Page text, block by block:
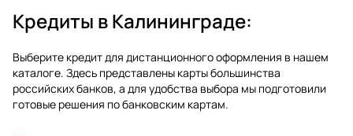
Кредиты вКалининграде:
Выберите кредит для дистанционного оформления в нашем
каталоге. Здесь представлены карты большинства
российских банков, а для удобства выбора мы подготовили
готовые решения по банковским картам.